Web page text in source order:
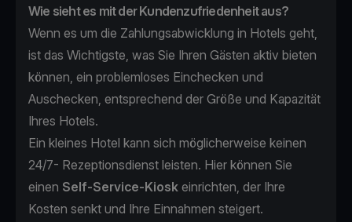
Wie sieht es mit der Kundenzufriedenheit aus?
Wenn es um die Zahlungsabwicklung in Hotels geht,
ist das Wichtigste, was Sie Ihren Gästen aktiv bieten
können, ein problemloses Einchecken und
Auschecken, entsprechend der Größe und Kapazität
Ihres Hotels.
Ein kleines Hotel kann sich möglicherweise keinen
24/7- Rezeptionsdienst leisten. Hier können Sie
einen Self-Service-Kiosk einrichten, der Ihre
Kosten senkt und Ihre Einnahmen steigert.